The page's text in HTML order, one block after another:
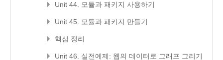
Unit 44. 모듈과 패키지 사용하기
Unit 45. 모듈과 패키지 만들기
핵심 정리
Unit 46. 실전예제: 웹의 데이터로 그래프 그리기